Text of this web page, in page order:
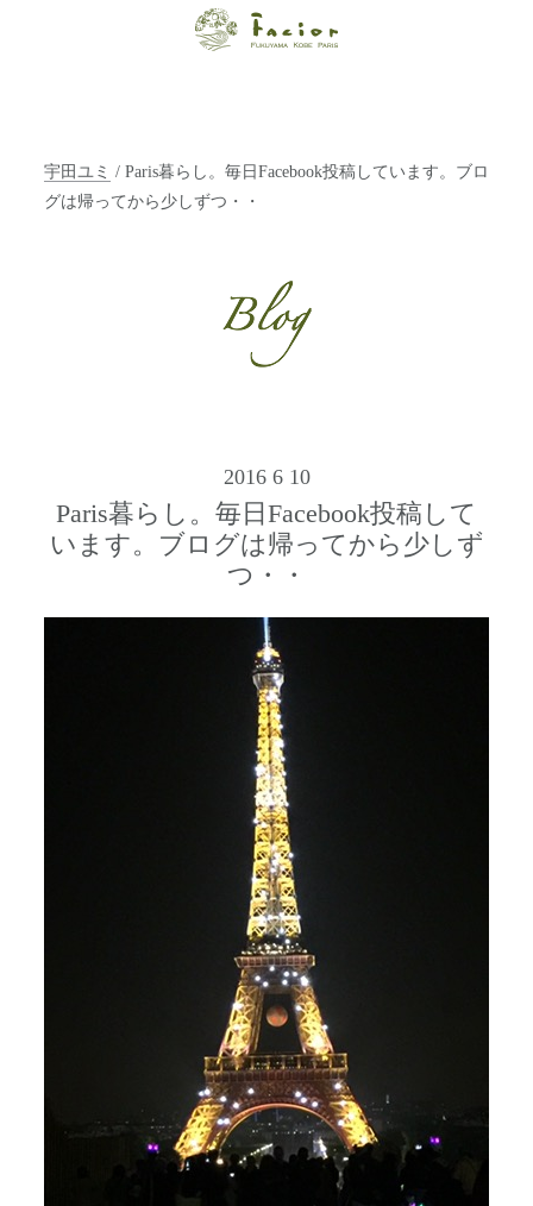
ン ファシオー
ルは、 内面から
ルでご提案しま
す。
宇田ユミ / Paris暮らし。毎日Facebook投稿しています。ブロ
グは帰ってから少しずつ・・
2016 6 10
Paris暮らし。毎日Facebook投稿して
います。ブログは帰ってから少しず
つ・・